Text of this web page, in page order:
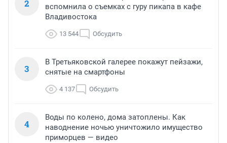
2
вспомнила о съемках с гуру пикапа в кафе
Владивостока
13 544 Обсудить
3
В Третьяковской галерее покажут пейзажи,
снятые на смартфоны
4 137 Обсудить
4
Воды по колено, дома затоплены. Как
наводнение ночью уничтожило имущество
приморцев — видео